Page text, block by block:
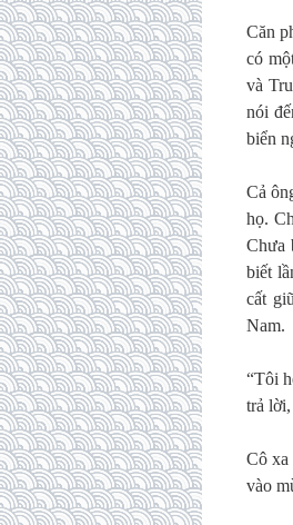
Căn
có
và
nói
biển
Cả
họ.
Chưa
biết
cất
Nam.
“Tôi
trả lời,
Cô xa
vào